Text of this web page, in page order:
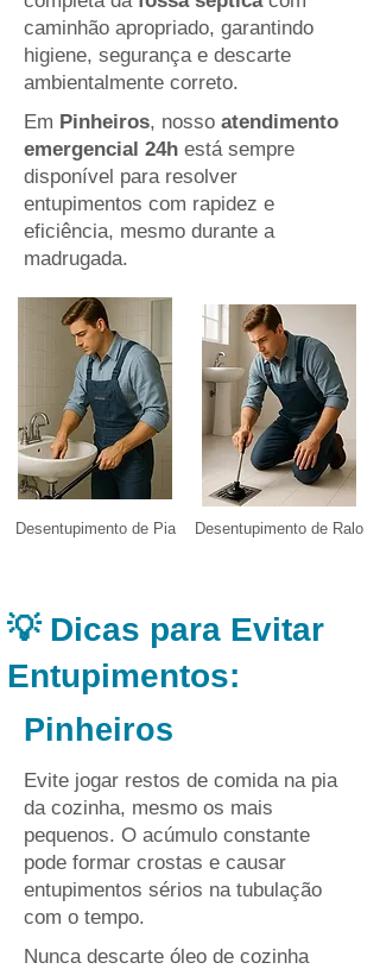
caminhão apropriado, garantindo
higiene, segurança e descarte
ambientalmente correto.
Em Pinheiros, nosso atendimento
emergencial 24h está sempre
disponível para resolver
entupimentos com rapidez e
eficiência, mesmo durante a
madrugada.
Desentupimento de Pia Desentupimento de Ralo
💡 Dicas para Evitar
Entupimentos:
Pinheiros
Evite jogar restos de comida na pia
da cozinha, mesmo os mais
pequenos. O acúmulo constante
pode formar crostas e causar
entupimentos sérios na tubulação
com o tempo.
Nunca descarte óleo de cozinha